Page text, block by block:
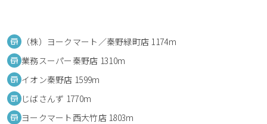
（株）ヨークマート／秦野緑町店 1174m
業務スーパー秦野店 1310m
イオン秦野店 1599m
じばさんず 1770m
ヨークマート西大竹店 1803m